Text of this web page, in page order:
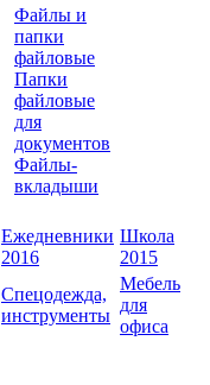
Файлы и
папки
файловые
Папки
файловые
для
документов
Файлы-
вкладыши
Ежедневники
2016
Школа
2015
Спецодежда,
инструменты
Мебель
для
офиса